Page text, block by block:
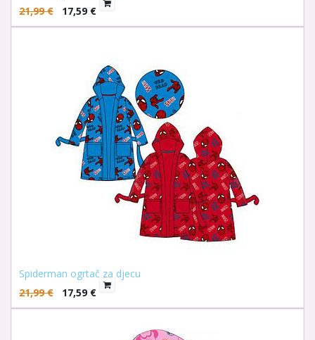
21,99€ 17,59 €
Spiderman ogrtač za djecu
21,99€ 17,59 €